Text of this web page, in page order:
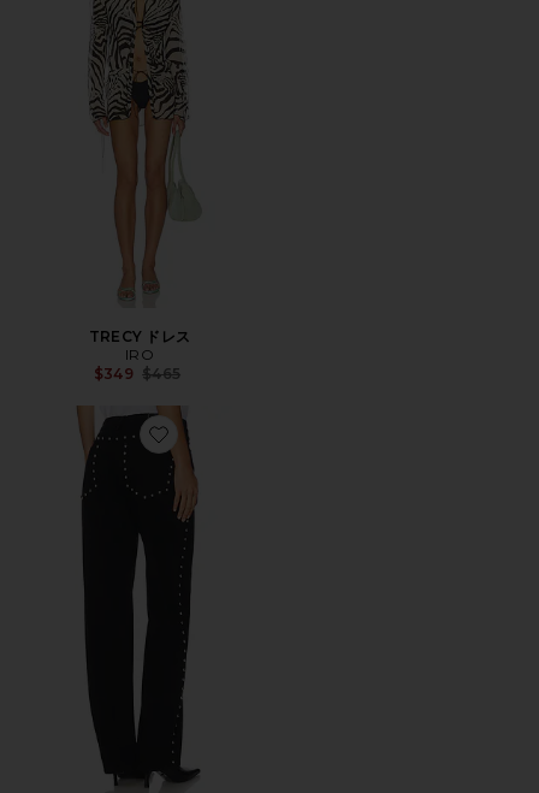
TRECY ドレス
IRO
$349 Previous price:
$465
Favorite THESS パンツ